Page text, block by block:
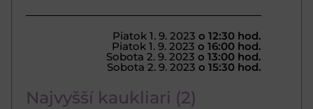
Piatok 1. 9. 2023 o 12:30 hod.
Piatok 1. 9. 2023 o 16:00 hod.
Sobota 2. 9. 2023 o 13:00 hod.
Sobota 2. 9. 2023 o 15:30 hod.
Najvyšší kaukliari (2)